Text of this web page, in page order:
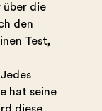
über die
den
Test,
hat seine